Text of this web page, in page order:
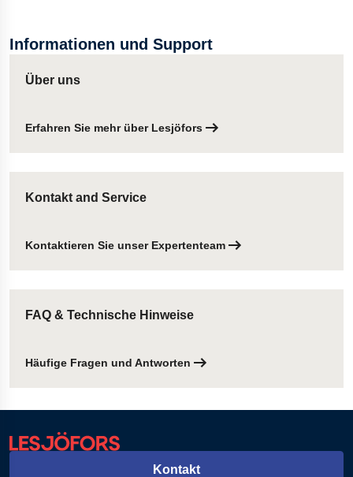
Informationen und Support
Über uns
Erfahren Sie mehr über Lesjöfors
Kontakt and Service
Kontaktieren Sie unser Expertenteam
FAQ & Technische Hinweise
Häufige Fragen und Antworten
Kontakt